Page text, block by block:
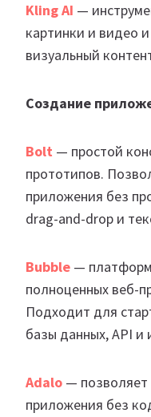
Kling AI —
картинки и видео
визуальный
Создание
Bolt — простой
прототипов.
приложения без
drag-and-drop и
Bubble —
полноценных веб-
Подходит для
базы данных, API и
Adalo — позволяет
приложения без